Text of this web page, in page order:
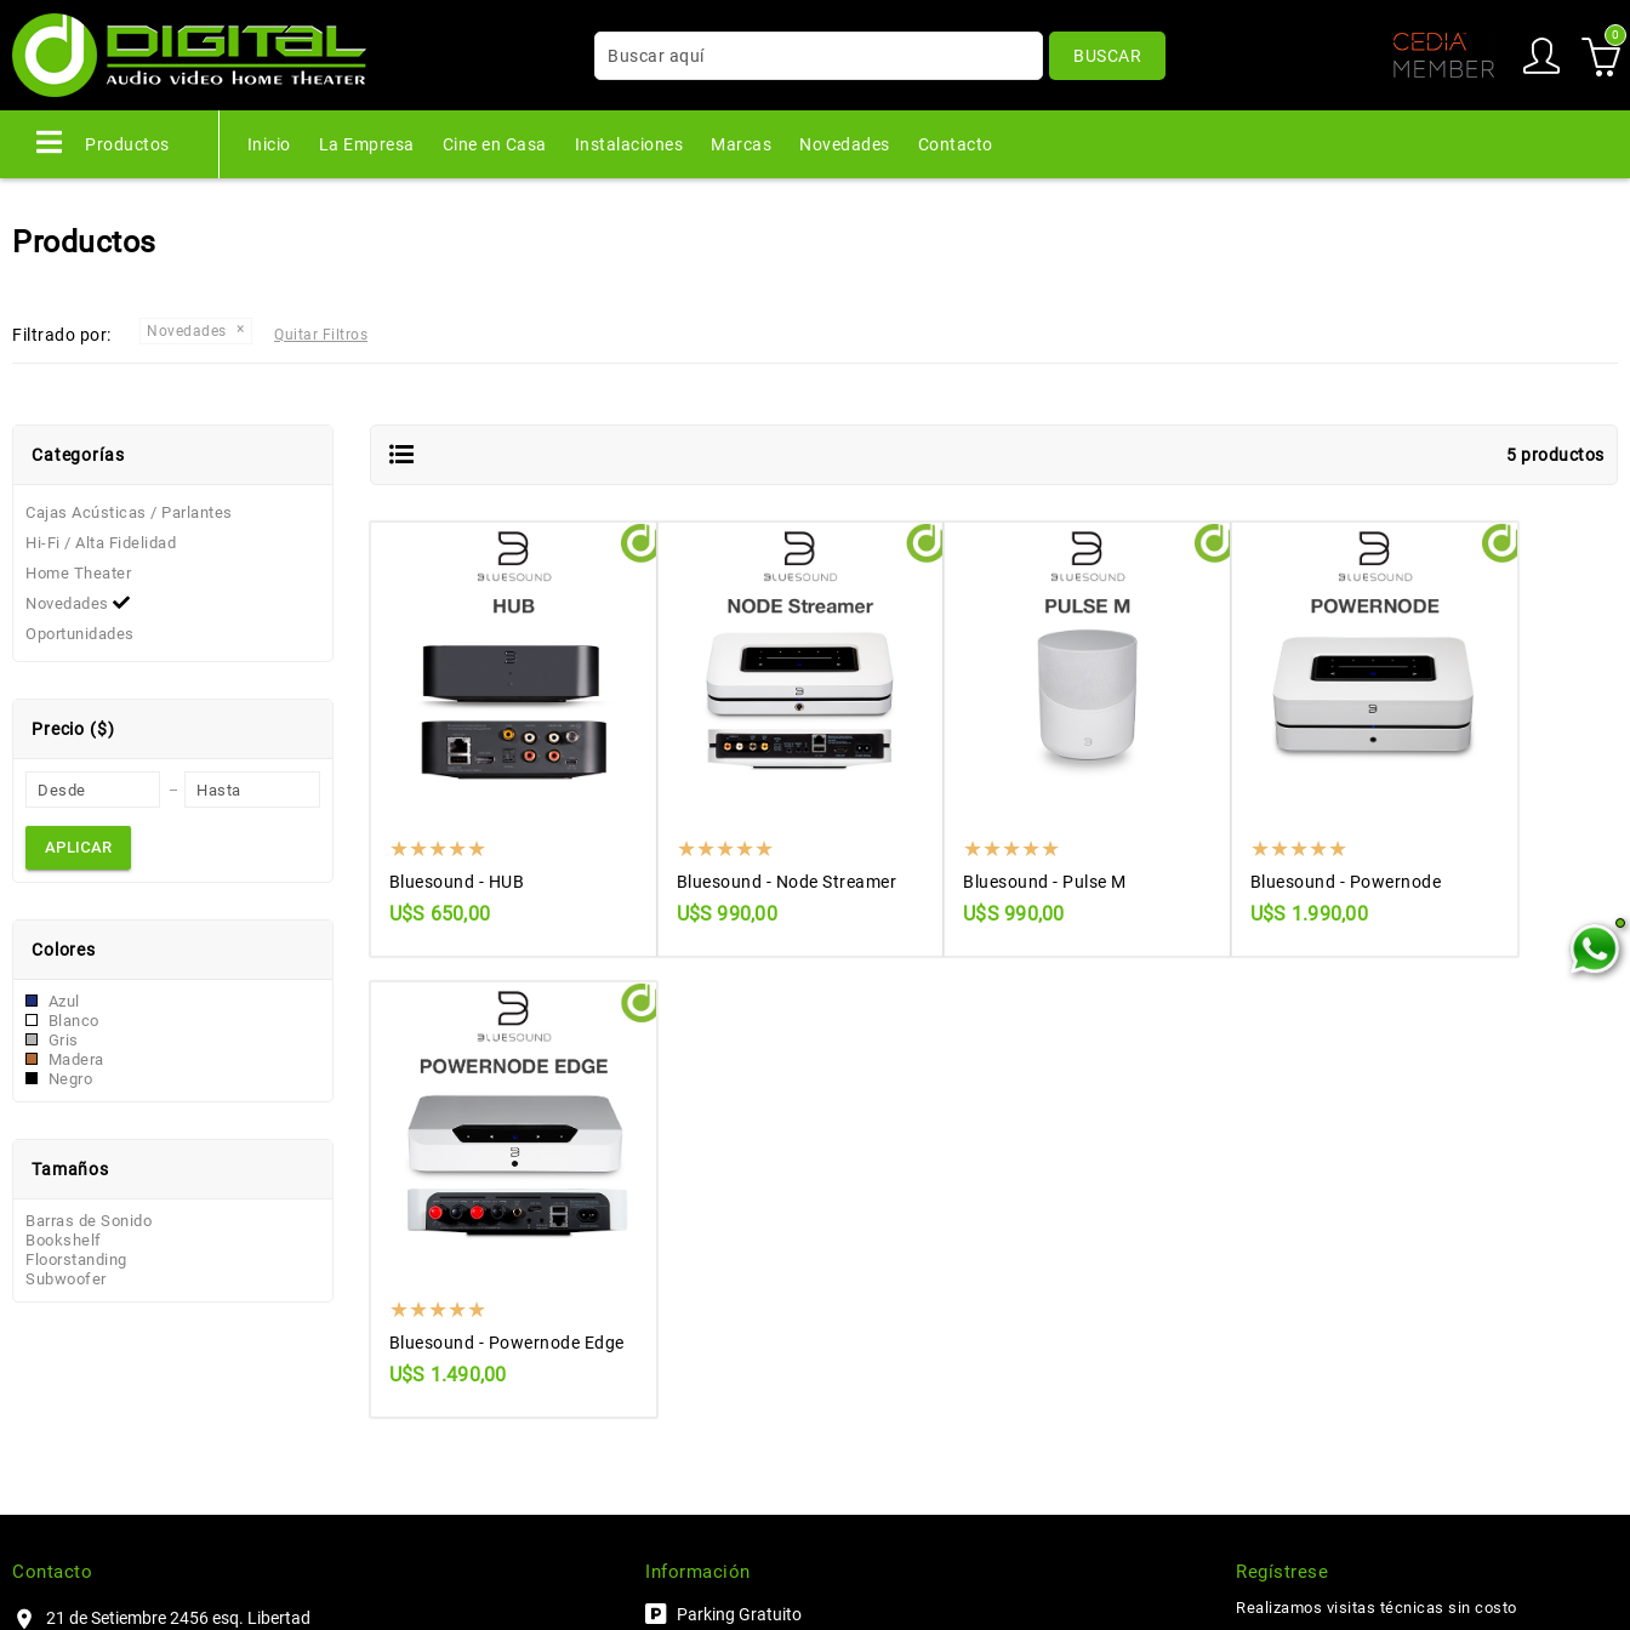
BUSCAR
0
Productos Inicio La Empresa Cine en Casa Instalaciones Marcas Novedades Contacto
Productos
Filtrado por: Novedades Quitar Filtros
Categorías
Cajas Acústicas / Parlantes
Hi-Fi / Alta Fidelidad
Home Theater
Novedades
Oportunidades
Precio ($)
APLICAR
Colores
Azul
Blanco
Gris
Madera
Negro
Tamaños
Barras de Sonido
Bookshelf
Floorstanding
Subwoofer
5 productos
Bluesound - HUB
U$S 650,00
Bluesound - Node Streamer
U$S 990,00
Bluesound - Pulse M
U$S 990,00
Bluesound - Powernode
U$S 1.990,00
Bluesound - Powernode Edge
U$S 1.490,00
Contacto
21 de Setiembre 2456 esq. Libertad
Información
Parking Gratuito
Regístrese
Realizamos visitas técnicas sin costo